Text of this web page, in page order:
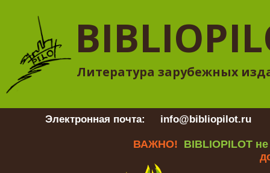
Литература зарубежных
Электронная почта: info@bibliopilot.ru
ВАЖНО! BIBLIOPILOT